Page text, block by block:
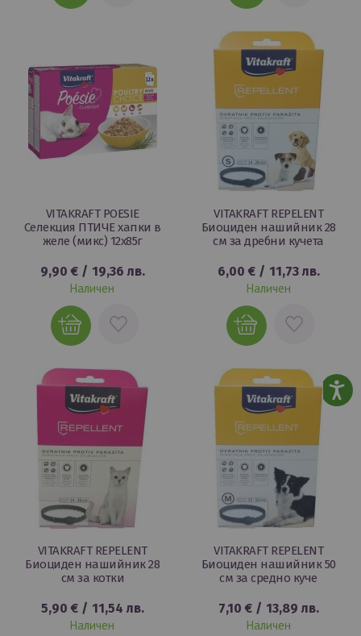
ЛЮБИМИ
VITAKRAFT POESIE
Селекция ПТИЧЕ хапки в
желе (микс) 12x85г
9,90 €/ 19,36 лв.
Наличен
ДОБАВИ
ЛЮБИМИ
VITAKRAFT REPELENT
Биоциден нашийник 28
см за дребни кучета
6,00 €/ 11,73 лв.
Наличен
ДОБАВИ
ЛЮБИМИ
VITAKRAFT REPELENT
Биоциден нашийник 28
см за котки
5,90 €/ 11,54 лв.
Наличен
VITAKRAFT REPELENT
Биоциден нашийник 50
см за средно куче
7,10 €/ 13,89 лв.
Наличен